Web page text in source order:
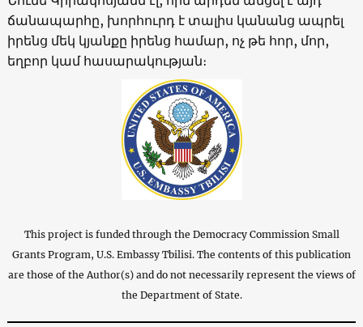
ճանապարհը, խորհուրդ է տալիս կանանց ապրել
իրենց մեկ կյանքը իրենց համար, ոչ թե հոր, մոր,
եղբոր կամ հասարակության։
This project is funded through the Democracy Commission Small
Grants Program, U.S. Embassy Tbilisi. The contents of this publication
are those of the Author(s) and do not necessarily represent the views of
the Department of State.